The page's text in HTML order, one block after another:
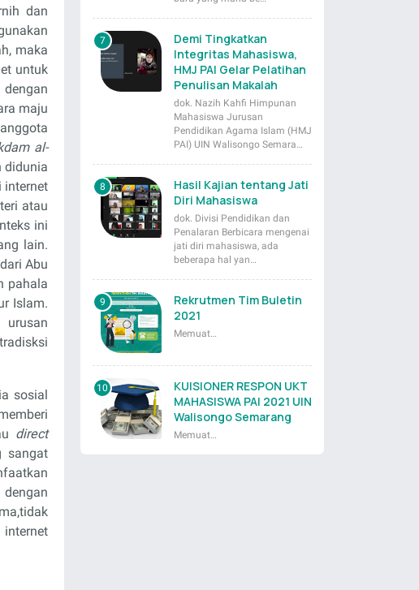
dan
maka
untuk
maju
al-
didunia
internet
atau
ini
lain.
Abu
pahala
Islam.
urusan
sosial
direct
sangat
Demi Tingkatkan
Integritas Mahasiswa,
HMJ PAI Gelar Pelatihan
Penulisan Makalah
dok. Nazih Kahfi Himpunan
Mahasiswa Jurusan
Pendidikan Agama Islam (HMJ
PAI) UIN Walisongo Semara…
Hasil Kajian tentang Jati
Diri Mahasiswa
dok. Divisi Pendidikan dan
Penalaran Berbicara mengenai
jati diri mahasiswa, ada
beberapa hal yan…
Rekrutmen Tim Buletin
2021
Memuat…
KUISIONER RESPON UKT
MAHASISWA PAI 2021 UIN
Walisongo Semarang
Memuat…